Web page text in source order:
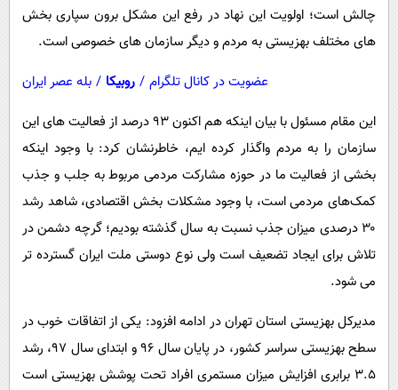
چالش است؛ اولویت این نهاد در رفع این مشکل برون سپاری بخش
های مختلف بهزیستی به مردم و دیگر سازمان های خصوصی است.
عضویت در کانال تلگرام / روبیکا / بله عصر ایران
این مقام مسئول با بیان اینکه هم اکنون ۹۳ درصد از فعالیت های این
سازمان را به مردم واگذار کرده ایم، خاطرنشان کرد: با وجود اینکه
بخشی از فعالیت ما در حوزه مشارکت مردمی مربوط به جلب و جذب
کمک‌های مردمی است، با وجود مشکلات بخش اقتصادی، شاهد رشد
۳۰ درصدی میزان جذب نسبت به سال گذشته بودیم؛ گرچه دشمن در
تلاش برای ایجاد تضعیف است ولی نوع دوستی ملت ایران گسترده تر
می شود.
مدیرکل بهزیستی استان تهران در ادامه افزود: یکی از اتفاقات خوب در
سطح بهزیستی سراسر کشور، در پایان سال ۹۶ و ابتدای سال ۹۷، رشد
۳.۵ برابری افزایش میزان مستمری افراد تحت ‌پوشش بهزیستی است